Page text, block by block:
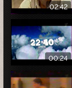
02:42
00:24